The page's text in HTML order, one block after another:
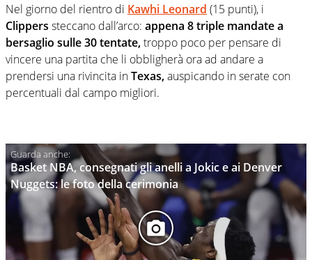
Nel giorno del rientro di Kawhi Leonard (15 punti), i
Clippers steccano dall’arco: appena 8 triple mandate a
bersaglio sulle 30 tentate,troppo poco per pensare di
vincere una partita che li obbligherà ora ad andare a
prendersi una rivincita inTexas,auspicando in serate con
percentuali dal campo migliori.
Basket NBA, consegnati gli anelli a Jokic e ai Denver
Nuggets: le foto della cerimonia